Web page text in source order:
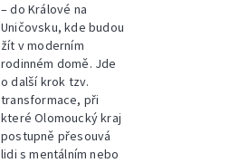
– do Králové na
Uničovsku, kde budou
žít v moderním
rodinném domě. Jde
o další krok tzv.
transformace, při
které Olomoucký kraj
postupně přesouvá
lidi s mentálním nebo